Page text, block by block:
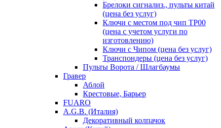
Брелоки сигнализ., пульты китай
(цена без услуг)
Ключи с местом под чип TP00
(цена с учетом услуги по
изготовлению)
Ключи с Чипом (цена без услуг)
Транспондеры (цена без услуг)
Пульты Ворота / Шлагбаумы
Гравер
Аблой
Крестовые, Барьер
FUARO
A.G.B. (Италия)
Декоративный колпачок